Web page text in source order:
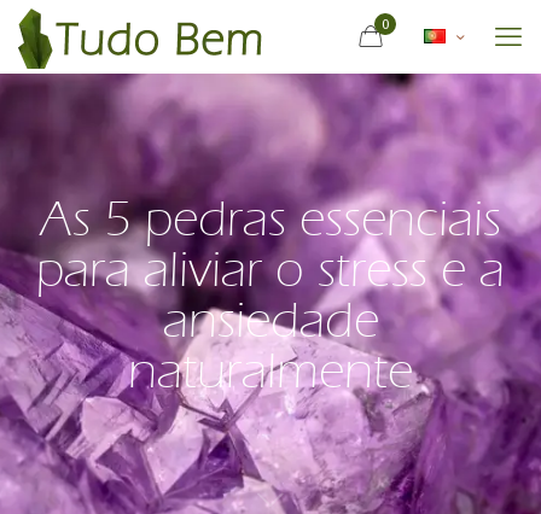
0
As 5 pedras essenciais
para aliviar o stress e a
ansiedade
naturalmente